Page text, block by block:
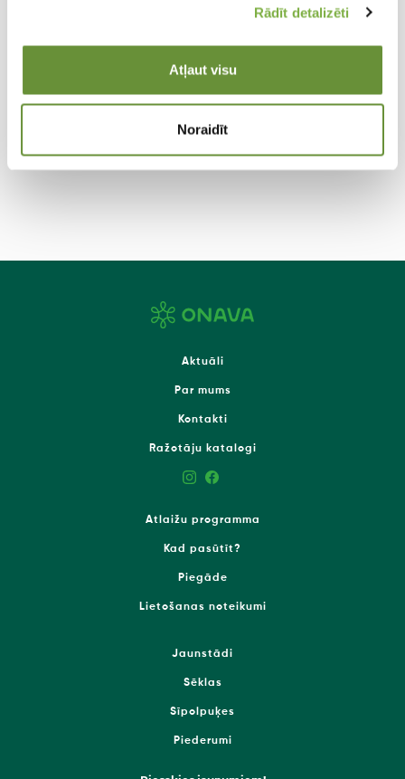
Rādīt detalizēti
Atļaut visu
Noraidīt
Aktuāli
Par mums
Kontakti
Ražotāju katalogi
Atlaižu programma
Kad pasūtīt?
Piegāde
Lietošanas noteikumi
Jaunstādi
Sēklas
Sīpolpuķes
Piederumi